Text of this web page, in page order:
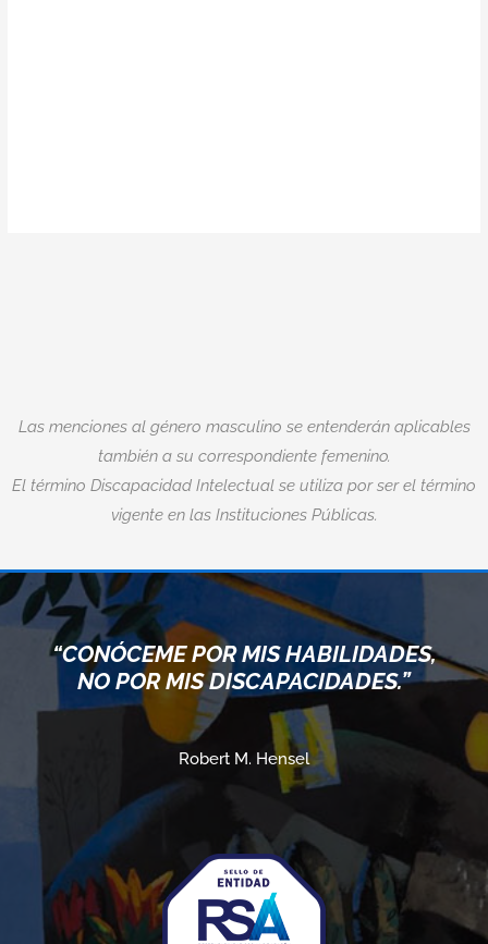
Las menciones al género masculino se entenderán aplicables
también a su correspondiente femenino.
El término Discapacidad Intelectual se utiliza por ser el término
vigente en las Instituciones Públicas.
“CONÓCEME POR MIS HABILIDADES,
NO POR MIS DISCAPACIDADES.”
Robert M. Hensel